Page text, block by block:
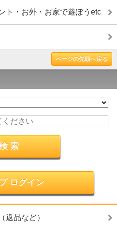
ト・お外・お家で遊ぼうetc
ページの先頭へ戻る
ログイン
返品など）